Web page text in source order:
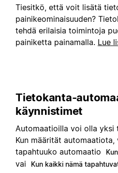
Tiesitkö, että voit lisätä
painikeominaisuuden?
tehdä erilaisia toimintoja
painiketta painamalla. Lue
Tietokanta-
käynnistimet
Automaatioilla voi olla yksi
Kun määrität
tapahtuuko automaatio
vai Kun kaikki nämä